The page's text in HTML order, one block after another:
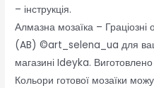
– інструкція.
Алмазна мозаїка –
(AB) ©art_selena_ua для
магазині Ideyka. Виготовлено
Кольори готової мозаїки